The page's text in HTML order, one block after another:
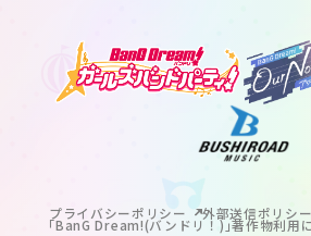
プライバシーポリシー 外部送信ポリシー
｢BanG Dream!(バンドリ！)｣著作物利用